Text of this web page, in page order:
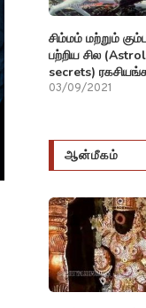
சிம்மம் மற்றும்
பற்றிய சில
secrets)
03/09/2021
ஆன்மீகம்